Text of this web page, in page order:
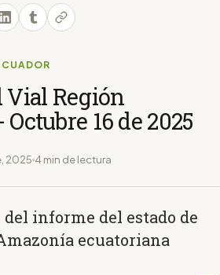
Vial Región
16 de 2025
2025 4 min de lectura
informe del estado de
ecuatoriana